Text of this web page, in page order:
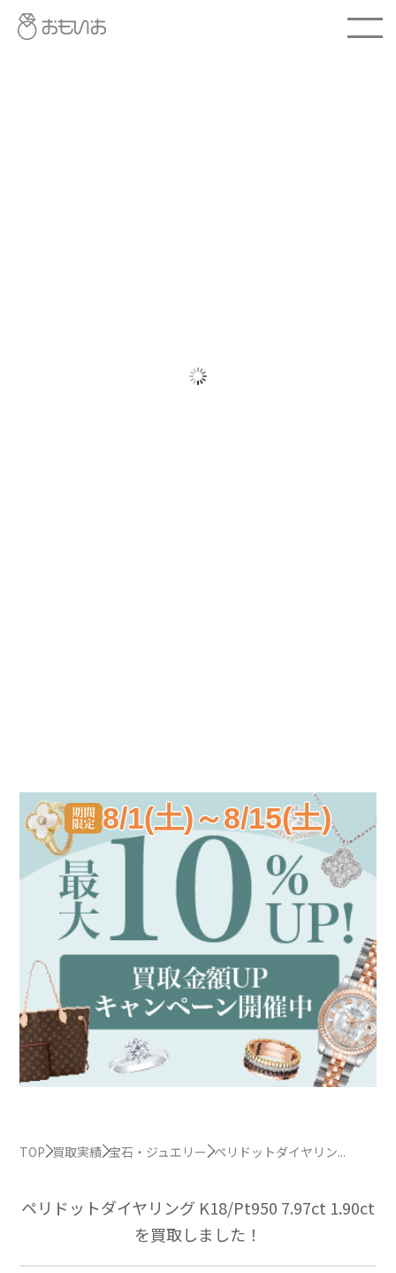
8/1(土)～8/15(土)
TOP 買取実績 宝石・ジュエリー ペリドットダイヤリン...
ペリドットダイヤリング K18/Pt950 7.97ct 1.90ct
を買取しました！